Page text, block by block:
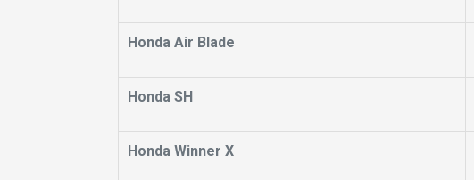
Honda Air Blade
Honda SH
Honda Winner X